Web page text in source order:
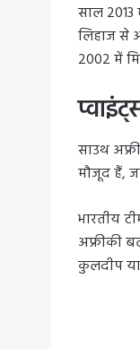
साल 2013
लिहाज से
2002 में
साउथ
मौजूद हैं,
भारतीय
अफ्रीकी
कुलदीप